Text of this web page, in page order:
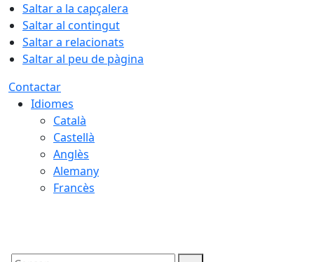
Saltar a la capçalera
Saltar al contingut
Saltar a relacionats
Saltar al peu de pàgina
Contactar
Idiomes
Català
Castellà
Anglès
Alemany
Francès